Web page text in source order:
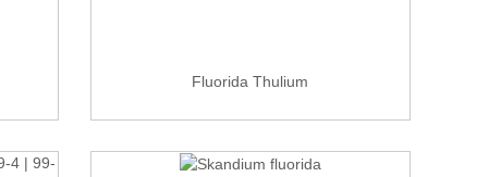
Fluorida Thulium